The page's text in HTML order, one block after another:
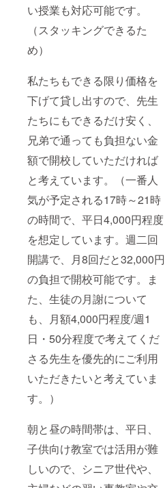
い授業も対応可能です。
（スタッキングできるた
め）
私たちもできる限り価格を
下げて貸し出すので、先生
たちにもできるだけ安く、
兄弟で通っても負担ない金
額で開校していただければ
と考えています。（一番人
気が予定される17時～21時
の時間で、平日4,000円程度
を想定しています。週二回
開講で、月8回だと32,000円
の負担で開校可能です。ま
た、生徒の月謝について
も、月額4,000円程度/週1
日・50分程度で考えてくだ
さる先生を優先的にご利用
いただきたいと考えていま
す。）
朝と昼の時間帯は、平日、
子供向け教室では活用が難
しいので、シニア世代や、